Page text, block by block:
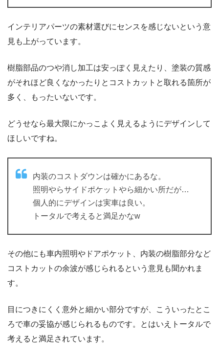
インテリアパーツの素材選びにセンスを感じないという意
見も上がっています。
樹脂部品のつや消し加工は安っぽく見えたり、塗装の質感
がそれほど良くなかったりとコストカットと取れる箇所が
多く、もったいないです。
どうせなら最大限にかっこよく見えるようにデザインして
ほしいですね。
内装のコストダウンは確かにあるな。
照明やらサイドポケットやら細かい所だが…
個人的にデザインは実車は良い。
トータルで考えると満足かなw
その他にも車内照明やドアポケット、内装の樹脂部分など
コストカットの余波が感じられるという意見も聞かれま
す。
目につきにくく意外と細かい部分ですが、こういったとこ
ろで車の妥協が感じられるものです。とはいえトータルで
考えると満足されています。